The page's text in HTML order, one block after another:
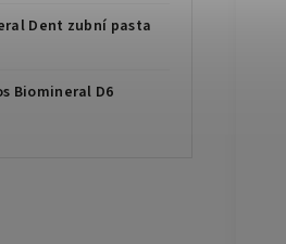
Dent zubní pasta
Biomineral D6